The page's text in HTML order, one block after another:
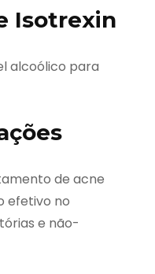
Isotrexin
alcoólico para
de acne
efetivo no
e não-